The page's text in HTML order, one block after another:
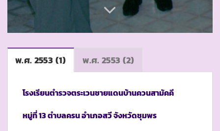
พ.ศ. 2553 (1) พ.ศ. 2553 (2)
โรงเรียนตำรวจตระเวนชายแดนบ้านควนสามัคคี
หมู่ที่13ตำบลครน อำเภอสวี จังหวัดชุมพร